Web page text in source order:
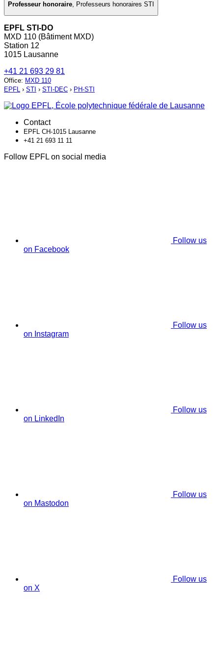
Professeur honoraire, Professeurs honoraires STI
EPFL STI-DO
MXD 110 (Bâtiment MXD)
Station 12
1015 Lausanne
+41 21 693 29 81
Office: MXD 110
EPFL › STI › STI-DEC › PH-STI
Contact
EPFL CH-1015 Lausanne
+41 21 693 11 11
Follow EPFL on social media
Follow us
on Facebook
Follow us
on Instagram
Follow us
on LinkedIn
Follow us
on Mastodon
Follow us
on X